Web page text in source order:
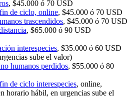
, $45.000 ó 70 USD
de ciclo, online, $45.000 ó 70 USD
trascendidos, $45.000 ó 70 USD
, $65.000 ó 90 USD
interespecies, $35.000 ó 60 USD
sube el valor)
humanos perdidos, $55.000 ó 80
de ciclo interespecies, online,
horario hábil, en urgencias sube el